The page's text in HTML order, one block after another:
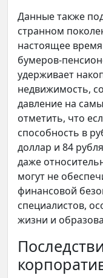
Данные также
странном
настоящее
бумеров-
удерживает
недвижимость,
давление на
отметить, что
способность в
доллар и 84
даже
могут не
финансовой
специалистов,
жизни и